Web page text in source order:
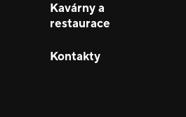
Kavárny a
restaurace
Kontakty